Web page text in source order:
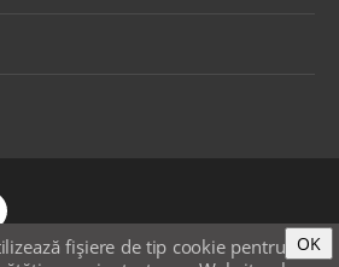
fişiere de tip cookie pentru OK